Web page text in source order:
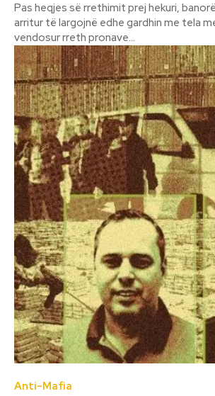
Pas heqjes së rrethimit prej hekuri,
arritur të largojnë edhe gardhin me tela
vendosur rreth pronave...
Anti-Mafia